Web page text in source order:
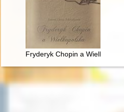
Fryderyk Chopin a Wielkopolska